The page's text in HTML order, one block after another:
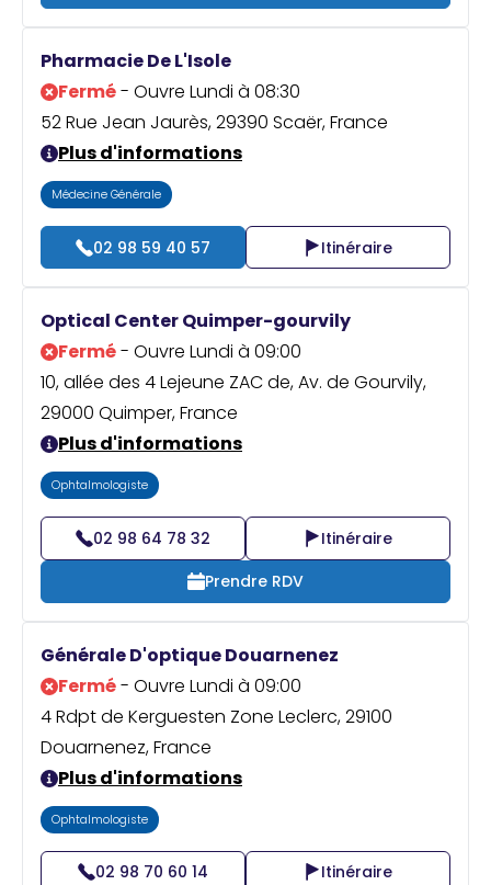
Pharmacie De L'Isole
Fermé- Ouvre Lundi à 08:30
52 Rue Jean Jaurès, 29390 Scaër, France
Plus d'informations
Médecine Générale
02 98 59 40 57 Itinéraire
Optical Center Quimper-gourvily
Fermé- Ouvre Lundi à 09:00
10, allée des 4 Lejeune ZAC de, Av. de Gourvily,
29000 Quimper, France
Plus d'informations
Ophtalmologiste
02 98 64 78 32
Itinéraire
Prendre RDV
Générale D'optique Douarnenez
Fermé- Ouvre Lundi à 09:00
4 Rdpt de Kerguesten Zone Leclerc, 29100
Douarnenez, France
Plus d'informations
Ophtalmologiste
02 98 70 60 14
Itinéraire